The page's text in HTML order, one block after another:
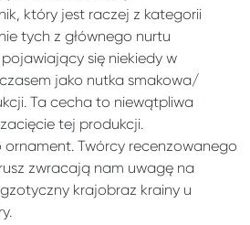
który jest raczej z kategorii
tych z głównego nurtu
się niekiedy w
jako nutka smakowa/
Ta cecha to niewątpliwa
tej produkcji.
ornament. Twórcy recenzowanego
zwracają nam uwagę na
krajobraz krainy u